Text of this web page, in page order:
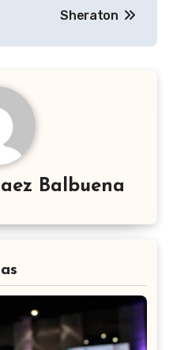
Sheraton
Balbuena